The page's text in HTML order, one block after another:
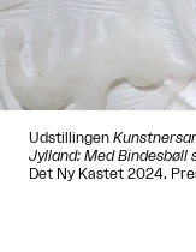
Udstillingen
Jylland: Med Bindesbøll
Det Ny Kastet 2024.